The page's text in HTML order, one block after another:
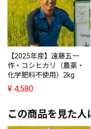
【2025年産】遠藤五一
作・コシヒカリ（農薬・
化学肥料不使用）2kg
¥ 4,580
この商品を見た